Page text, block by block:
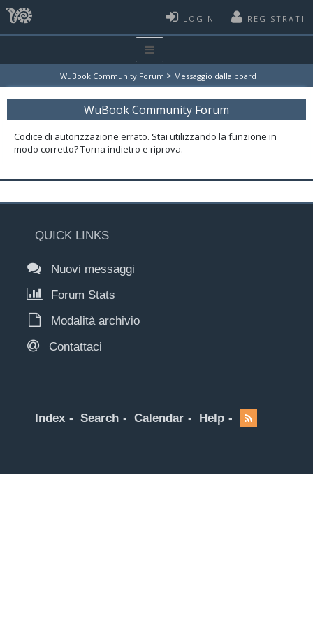
LOGIN REGISTRATI
WuBook Community Forum > Messaggio dalla board
WuBook Community Forum
Codice di autorizzazione errato. Stai utilizzando la funzione in
modo corretto? Torna indietro e riprova.
QUICK LINKS
Nuovi messaggi
Forum Stats
Modalità archivio
Contattaci
Index Search Calendar Help